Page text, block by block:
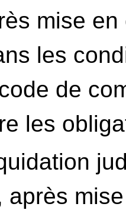
mise en
les
de
les
après